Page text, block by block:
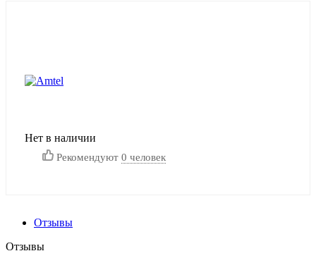
Нет в наличии
Рекомендуют 0 человек
Отзывы
Отзывы